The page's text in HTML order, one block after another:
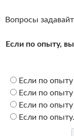
Вопросы
Если по опыту,
Если по
Если по
Если по
Если по